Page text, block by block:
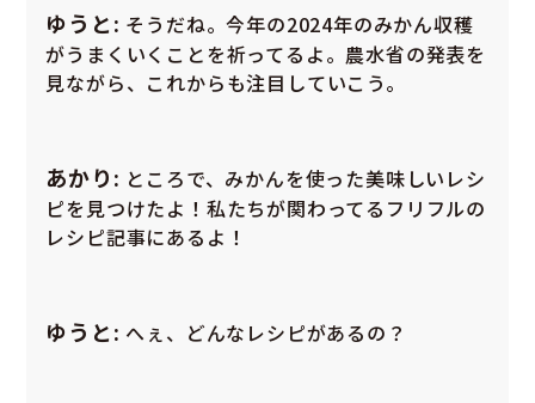
ゆうと: そうだね。今年の2024年のみかん収穫
がうまくいくことを祈ってるよ。農水省の発表を
見ながら、これからも注目していこう。
あかり: ところで、みかんを使った美味しいレシ
ピを見つけたよ！私たちが関わってるフリフルの
レシピ記事にあるよ！
ゆうと: へぇ、どんなレシピがあるの？